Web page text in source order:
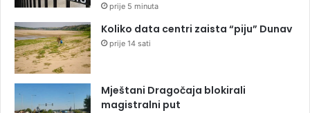
prije 5 minuta
Koliko data centri zaista “piju” Dunav
prije 14 sati
Mještani Dragočaja blokirali
magistralni put